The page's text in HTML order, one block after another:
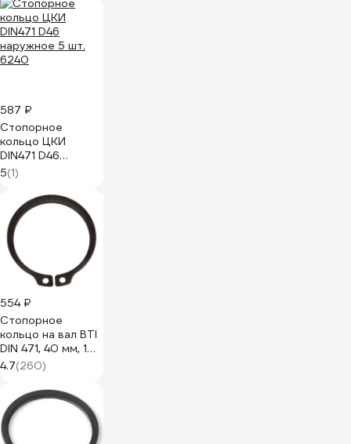
587 ₽
Стопорное
кольцо ЦКИ
DIN471 D46
наружное 5 шт.
6240
5(1)
554 ₽
Стопорное
кольцо на вал BTI
DIN 471, 40 мм, 10
шт. 00471 705 40
4.7(260)